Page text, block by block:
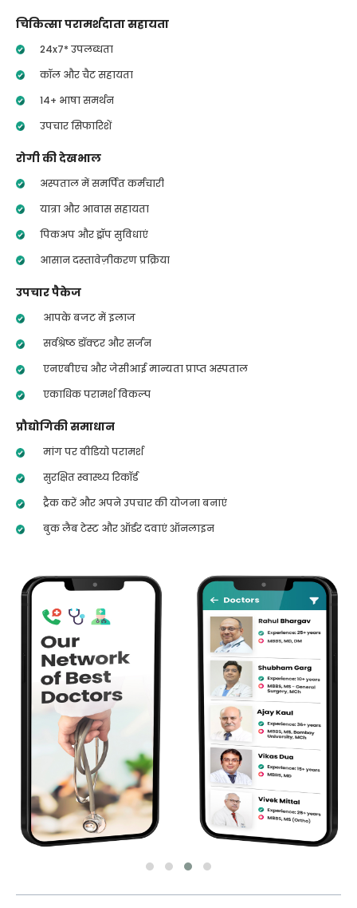
चिकित्सा परामर्शदाता सहायता
24x7* उपलब्धता
कॉल और चैट सहायता
14+ भाषा समर्थन
उपचार सिफारिशें
रोगी की देखभाल
अस्पताल में समर्पित कर्मचारी
यात्रा और आवास सहायता
पिकअप और ड्रॉप सुविधाएं
आसान दस्तावेज़ीकरण प्रक्रिया
उपचार पैकेज
आपके बजट में इलाज
सर्वश्रेष्ठ डॉक्टर और सर्जन
एनएबीएच और जेसीआई मान्यता प्राप्त अस्पताल
एकाधिक परामर्श विकल्प
प्रौद्योगिकी समाधान
मांग पर वीडियो परामर्श
सुरक्षित स्वास्थ्य रिकॉर्ड
ट्रैक करें और अपने उपचार की योजना बनाएं
बुक लैब टेस्ट और ऑर्डर दवाएं ऑनलाइन